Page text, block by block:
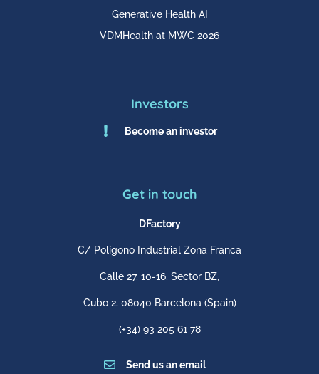
Generative Health AI
VDMHealth at MWC 2026
Investors
 Become an investor
Get in touch
DFactory
C/ Polígono Industrial Zona Franca
Calle 27, 10-16, Sector BZ,
Cubo 2, 08040 Barcelona(Spain)
(+34) 93 205 61 78
 Send us an email